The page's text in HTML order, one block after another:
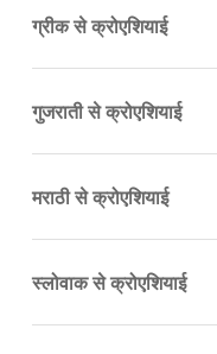
ग्रीक से क्रोएशियाई
गुजराती से क्रोएशियाई
मराठी से क्रोएशियाई
स्लोवाक से क्रोएशियाई